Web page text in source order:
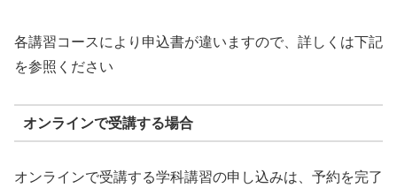
各講習コースにより申込書が違いますので、詳しくは下記
を参照ください
オンラインで受講する場合
オンラインで受講する学科講習の申し込みは、予約を完了